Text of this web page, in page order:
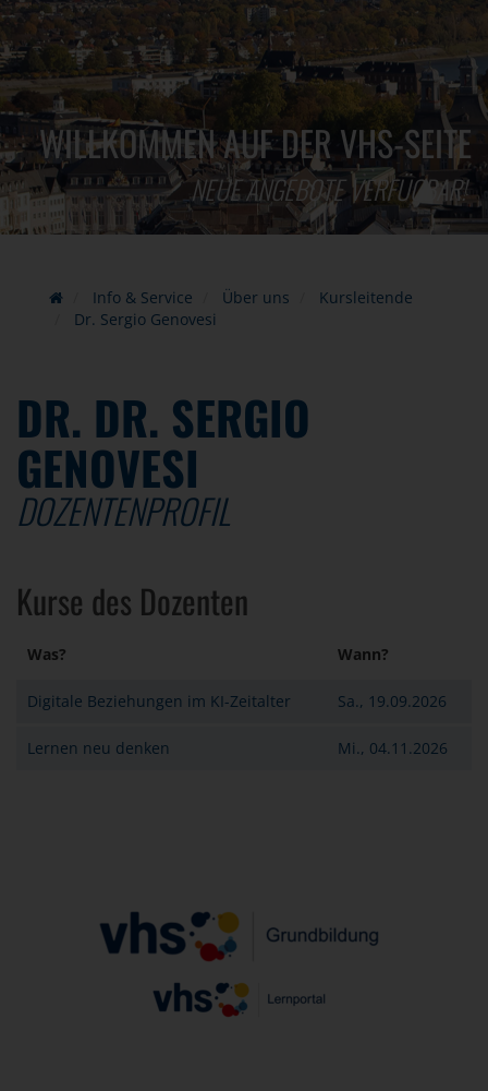
WILLKOMMEN AUF DER VHS-SEITE
NEUE ANGEBOTE VERFÜGBAR!
Info & Service Über uns
Kursleitende
Dr. Sergio Genovesi
DR. DR. SERGIO
GENOVESI
DOZENTENPROFIL
Kurse des Dozenten
Was? Wann?
Digitale Beziehungen im KI-Zeitalter Sa., 19.09.2026
Lernen neu denken Mi., 04.11.2026